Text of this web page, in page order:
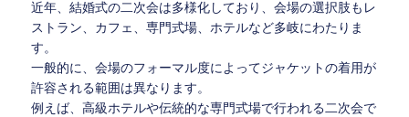
近年、結婚式の二次会は多様化しており、会場の選択肢もレ
ストラン、カフェ、専門式場、ホテルなど多岐にわたりま
す。
一般的に、会場のフォーマル度によってジャケットの着用が
許容される範囲は異なります。
例えば、高級ホテルや伝統的な専門式場で行われる二次会で